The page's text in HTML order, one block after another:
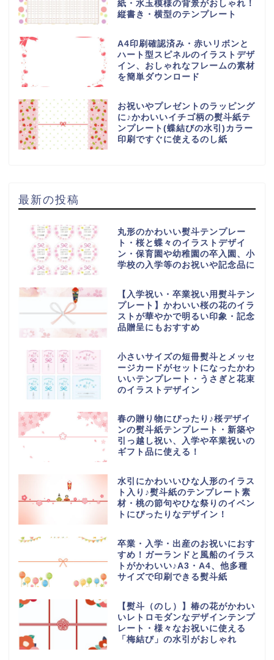
紙・水玉模様の背景がおしゃれ！
縦書き・横型のテンプレート
A4印刷確認済み・赤いリボンと
ハート型スピネルのイラストデザ
イン、おしゃれなフレームの素材
を簡単ダウンロード
お祝いやプレゼントのラッピング
に♪かわいいイチゴ柄の熨斗紙テ
ンプレート(蝶結びの水引)カラー
印刷ですぐに使えるのし紙
最新の投稿
丸形のかわいい熨斗テンプレー
ト・桜と蝶々のイラストデザイ
ン・保育園や幼稚園の卒入園、小
学校の入学等のお祝いや記念品に
【入学祝い・卒業祝い用熨斗テン
プレート】かわいい桜の花のイラ
ストが華やかで明るい印象・記念
品贈呈にもおすすめ
小さいサイズの短冊熨斗とメッセ
ージカードがセットになったかわ
いいテンプレート・うさぎと花束
のイラストデザイン
春の贈り物にぴったり♪桜デザイ
ンの熨斗紙テンプレート・新築や
引っ越し祝い、入学や卒業祝いの
ギフト品に使える！
水引にかわいいひな人形のイラス
ト入り♪熨斗紙のテンプレート素
材・桃の節句やひな祭りのイベン
トにぴったりなデザイン！
卒業・入学・出産のお祝いにおす
すめ！ガーランドと風船のイラス
トがかわいい♪A3・A4、他多種
サイズで印刷できる熨斗紙
【熨斗（のし）】椿の花がかわい
いレトロモダンなデザインテンプ
レート・様々なお祝いに使える
「梅結び」の水引がおしゃれ